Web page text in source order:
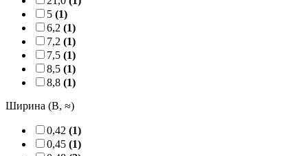
5 (1)
6,2 (1)
7,2 (1)
7,5 (1)
8,5 (1)
8,8 (1)
Ширина (B, ≈)
0,42 (1)
0,45 (1)